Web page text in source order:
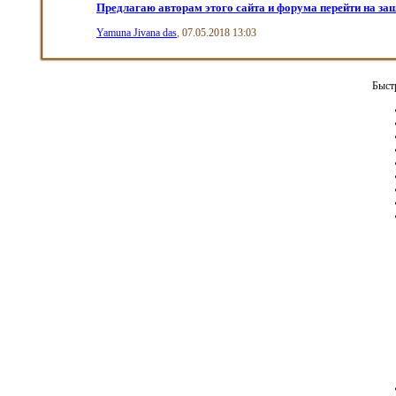
Предлагаю авторам этого сайта и форума перейти на
Yamuna Jivana das, 07.05.2018 13:03